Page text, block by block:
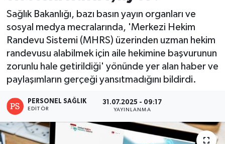
Sağlık Bakanlığı, bazı basın yayın organları ve
sosyal medya mecralarında, 'Merkezi Hekim
Randevu Sistemi (MHRS) üzerinden uzman hekim
randevusu alabilmek için aile hekimine başvurunun
zorunlu hale getirildiği' yönünde yer alan haber ve
paylaşımların gerçeği yansıtmadığını bildirdi.
PERSONEL SAĞLIK
EDITÖR
31.07.2025 - 09:17
YAYINLANMA
Kpss - Sınav